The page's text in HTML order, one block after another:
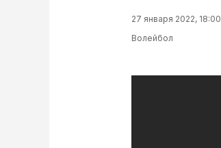
27 января 2022, 18:00
Волейбол